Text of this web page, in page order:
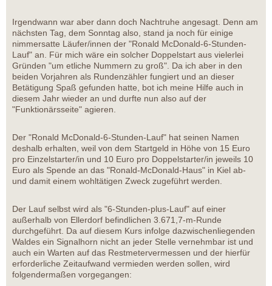
Irgendwann war aber dann doch Nachtruhe angesagt. Denn am
nächsten Tag, dem Sonntag also, stand ja noch für einige
nimmersatte Läufer/innen der "Ronald McDonald-6-Stunden-
Lauf" an. Für mich wäre ein solcher Doppelstart aus vielerlei
Gründen "um etliche Nummern zu groß". Da ich aber in den
beiden Vorjahren als Rundenzähler fungiert und an dieser
Betätigung Spaß gefunden hatte, bot ich meine Hilfe auch in
diesem Jahr wieder an und durfte nun also auf der
"Funktionärsseite" agieren.
Der "Ronald McDonald-6-Stunden-Lauf" hat seinen Namen
deshalb erhalten, weil von dem Startgeld in Höhe von 15 Euro
pro Einzelstarter/in und 10 Euro pro Doppelstarter/in jeweils 10
Euro als Spende an das "Ronald-McDonald-Haus" in Kiel ab-
und damit einem wohltätigen Zweck zugeführt werden.
Der Lauf selbst wird als "6-Stunden-plus-Lauf" auf einer
außerhalb von Ellerdorf befindlichen 3.671,7-m-Runde
durchgeführt. Da auf diesem Kurs infolge dazwischenliegenden
Waldes ein Signalhorn nicht an jeder Stelle vernehmbar ist und
auch ein Warten auf das Restmetervermessen und der hierfür
erforderliche Zeitaufwand vermieden werden sollen, wird
folgendermaßen vorgegangen: